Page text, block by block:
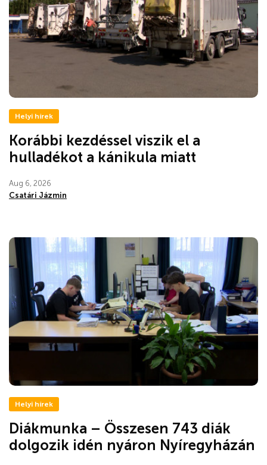
Helyi hírek
Korábbi kezdéssel viszik el a
hulladékot a kánikula miatt
Aug 6, 2026
Csatári Jázmin
Helyi hírek
Diákmunka – Összesen 743 diák
dolgozik idén nyáron Nyíregyházán